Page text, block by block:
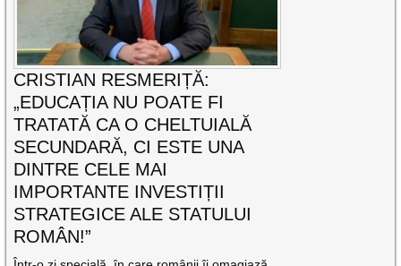
CRISTIAN RESMERIȚĂ:
„EDUCAȚIA NU POATE FI
TRATATĂ CA O CHELTUIALĂ
SECUNDARĂ, CI ESTE UNA
DINTRE CELE MAI
IMPORTANTE INVESTIȚII
STRATEGICE ALE STATULUI
ROMÂN!”